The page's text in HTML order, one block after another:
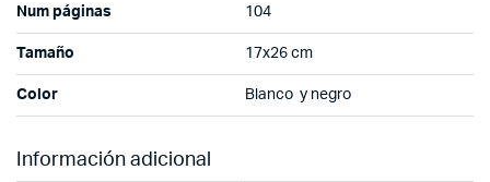
Num páginas 104
Tamaño 17x26 cm
Color Blanco y negro
Información adicional